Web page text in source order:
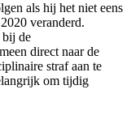
als hij het niet eens
veranderd.
bij de
direct naar de
straf aan te
om tijdig